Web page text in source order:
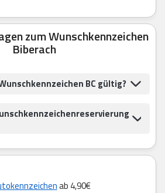
zum Wunschkennzeichen
Biberach
BC gültig?
ab 4,90€